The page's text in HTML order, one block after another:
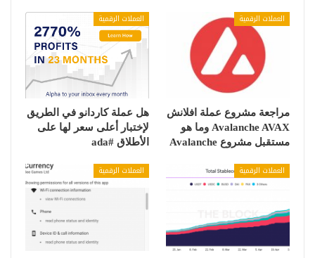
العملات الرقمية
مراجعة مشروع عملة افلانش
Avalanche AVAX وما هو
مستقبل مشروع Avalanche
العملات الرقمية
هل عملة كاردانو في الطريق
لإختبار أعلى سعر لها على
الأطلاق #ada
العملات الرقمية العملات الرقمية